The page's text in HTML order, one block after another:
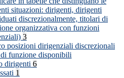
situazioni: dirigenti, dirigenti
discrezionalmente, titolari di
organizzativa con funzioni
3
posizioni dirigenziali discrezionali
funzione disponibili
dirigenti 6
1